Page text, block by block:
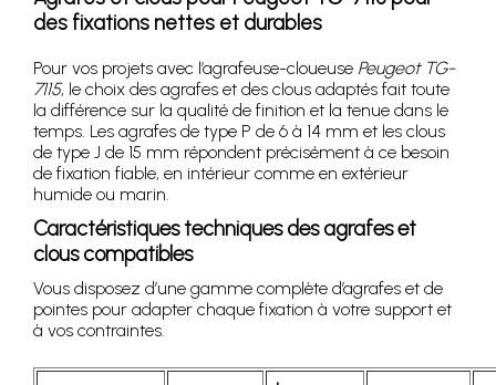
des fixations nettes et durables
Pour vos projets avec l’agrafeuse-cloueuse Peugeot TG-
7115, le choix des agrafes et des clous adaptés fait toute
la différence sur la qualité de finition et la tenue dans le
temps. Les agrafes de type P de 6 à 14 mm et les clous
de type J de 15 mm répondent précisément à ce besoin
de fixation fiable, en intérieur comme en extérieur
humide ou marin.
Caractéristiques techniques des agrafes et
clous compatibles
Vous disposez d’une gamme complète d’agrafes et de
pointes pour adapter chaque fixation à votre support et
à vos contraintes.